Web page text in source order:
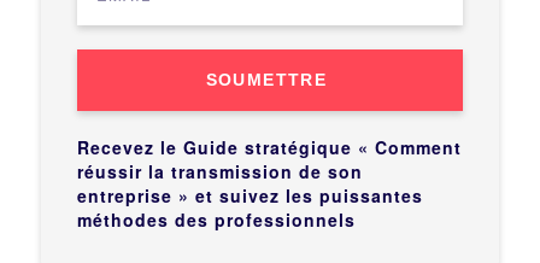
SOUMETTRE
Recevez le Guide stratégique « Comment
réussir la transmission de son
entreprise » et suivez les puissantes
méthodes des professionnels